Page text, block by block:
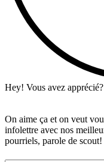
Hey! Vous avez apprécié?
On aime ça et on veut
infolettre avec nos
pourriels, parole de scout!